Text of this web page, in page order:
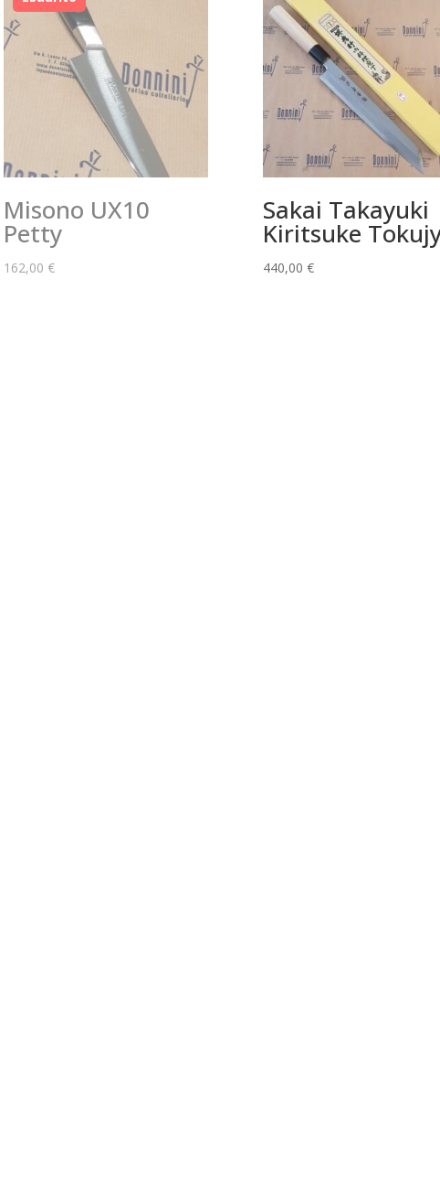
Misono UX10
Petty
162,00 €
Sakai Takayuki
Kiritsuke
440,00 €